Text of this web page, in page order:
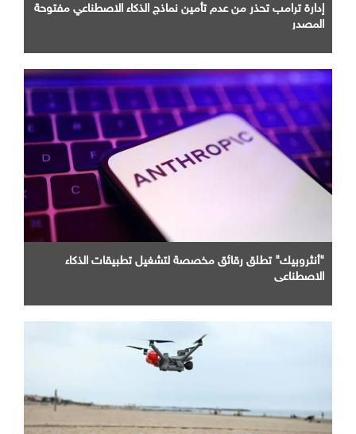
إدارة ترامب تحذر من عدم تأمين نماذج الذكاء الاصطناعي مفتوحة
المصدر
"أنثروبيك" تطلق رقائق مخصصة لتشغيل تطبيقات الذكاء
الاصطناعي